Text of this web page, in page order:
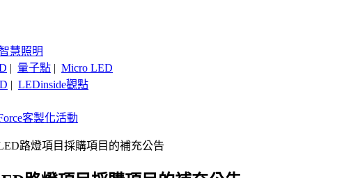
慧照明
| 量子點 | Micro LED
| LEDinside觀點
客製化活動
路燈項目採購項目的補充公告